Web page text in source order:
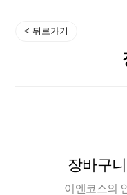
장바구
이엔코스의